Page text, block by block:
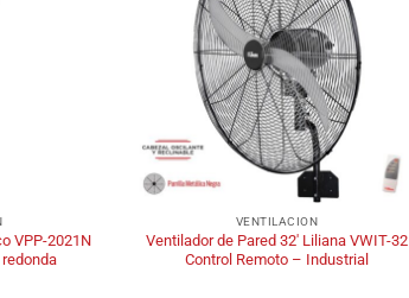
VPP-2021N
+
VENTILACION
Ventilador de Pared 32′ Liliana VWIT-32
Control Remoto – Industrial